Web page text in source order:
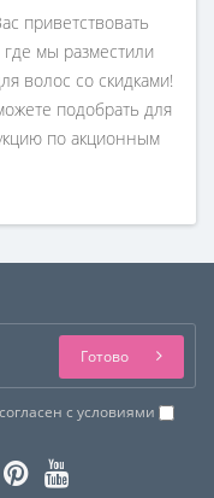
приветствовать
где мы разместили
волос со скидками!
подобрать для
по акционным
с условиями
Готово